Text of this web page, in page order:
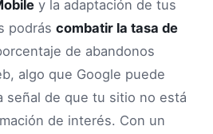
y la adaptación de tus
podrás combatir la tasa de
de abandonos
algo que Google puede
señal de que tu sitio no está
de interés. Con un